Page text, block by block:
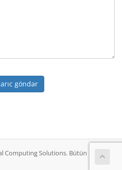
göndər
Computing Solutions. Bütün